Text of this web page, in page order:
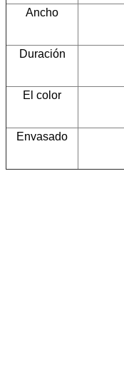
Ancho
Duración
El color
Envasado